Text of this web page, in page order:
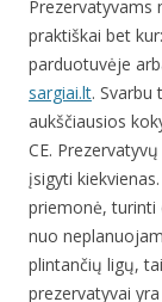
Prezervatyvams
praktiškai bet
parduotuvėje
sargiai.lt. Svarbu
aukščiausios
CE.
įsigyti
priemonė, turinti
nuo
plintančių ligų,
prezervatyvai